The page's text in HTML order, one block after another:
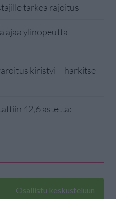
tärkeä rajoitus
ajaa ylinopeutta
kiristyi – harkitse
42,6 astetta: